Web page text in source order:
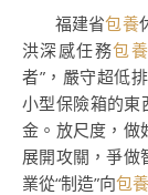
福建省包養
洪深感任務包
者”，嚴守超低
小型保險箱的東
金。放尺度，做
展開攻關，爭做
業從“制造”向包養